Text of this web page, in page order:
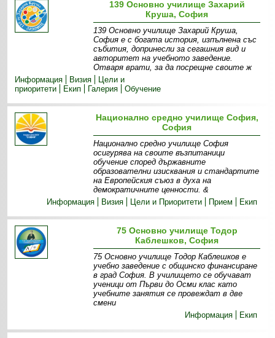
139 Основно училище Захарий
Круша, София
139 Основно училище Захарий Круша,
София е с богата история, изпълнена със
събития, допринесли за сегашния вид и
авторитет на учебното заведение.
Отваря врати, за да посрещне своите ж
Информация
Визия
Цели и
приоритети
Екип Галерия Обучение
Национално средно училище София,
София
Национално средно училище София
осигурява на своите възпитаници
обучение според държавните
образователни изисквания и стандартите
на Европейския съюз в духа на
демократичните ценности. &
Информация
Визия Цели и Приоритети Прием Екип
75 Основно училище Тодор
Каблешков, София
75 Основно училище Тодор Каблешков е
учебно заведение с общинско финансиране
в град София. В училището се обучават
ученици от Първи до Осми клас като
учебните занятия се провеждат в две
смени
Информация
Екип